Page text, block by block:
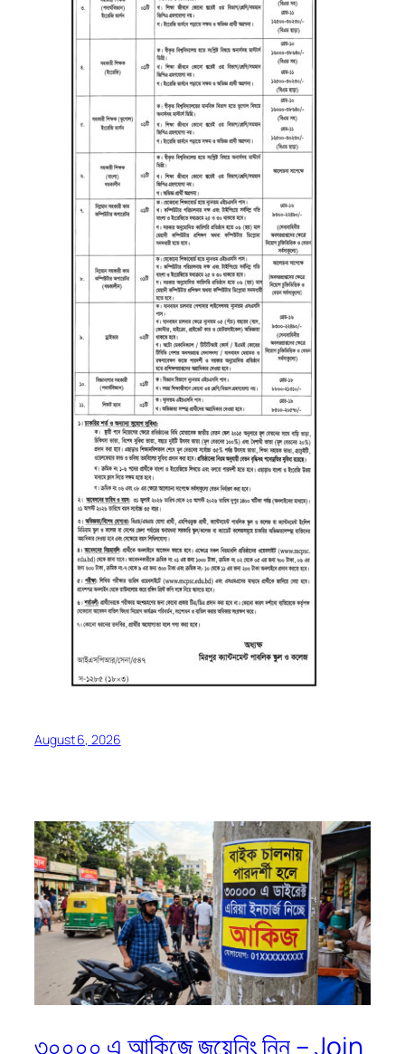
August 6, 2026
৩০০০০ এ আকিজে জয়েনিং নিন – Join